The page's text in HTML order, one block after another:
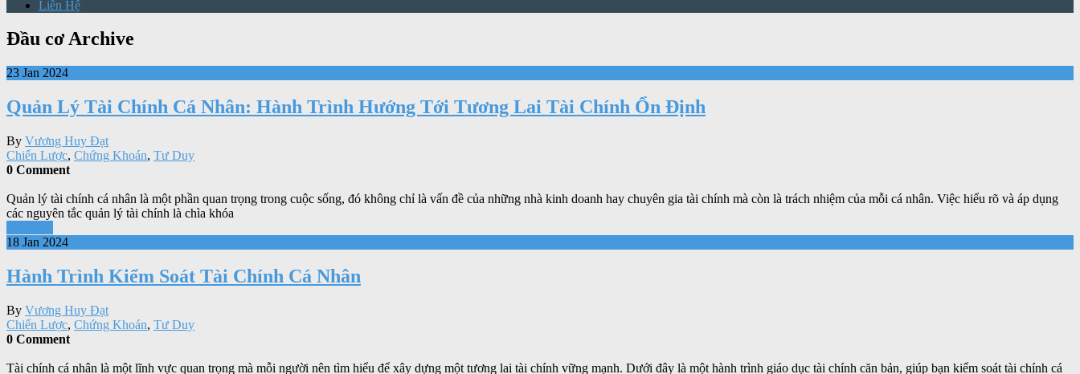
Liên Hệ
Đầu cơ Archive
23 Jan 2024
Quản Lý Tài Chính Cá Nhân: Hành Trình Hướng Tới Tương Lai Tài Chính Ổn Định
By Vương Huy Đạt
Chiến Lược, Chứng Khoán, Tư Duy
0 Comment
Quản lý tài chính cá nhân là một phần quan trọng trong cuộc sống, đó không chỉ là vấn đề của những nhà kinh doanh hay chuyên gia tài chính mà còn là trách nhiệm của mỗi cá nhân. Việc hiểu rõ và áp dụng
các nguyên tắc quản lý tài chính là chìa khóa
18 Jan 2024
Hành Trình Kiểm Soát Tài Chính Cá Nhân
By Vương Huy Đạt
Chiến Lược, Chứng Khoán, Tư Duy
0 Comment
Tài chính cá nhân là một lĩnh vực quan trọng mà mỗi người nên tìm hiểu để xây dựng một tương lai tài chính vững mạnh. Dưới đây là một hành trình giáo dục tài chính căn bản, giúp bạn kiểm soát tài chính cá